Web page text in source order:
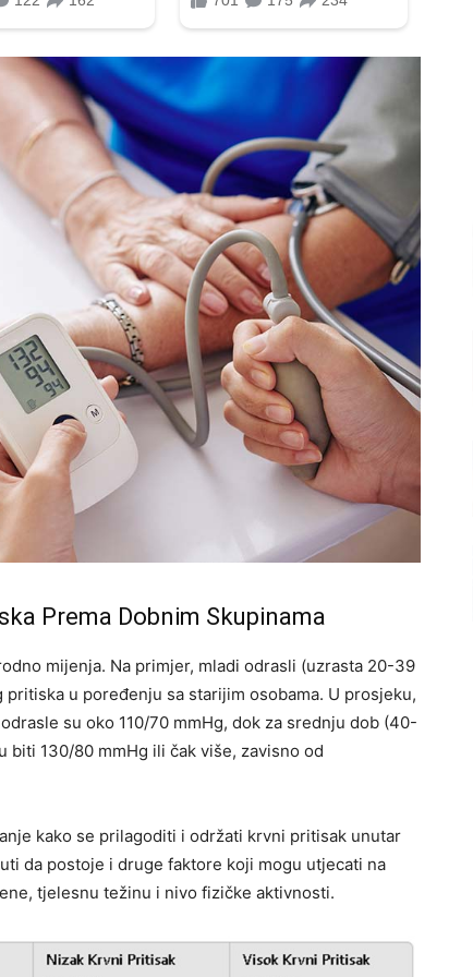
Prema Dobnim Skupinama
mijenja. Na primjer, mladi odrasli (uzrasta 20-39
u poređenju sa starijim osobama. U prosjeku,
su oko 110/70 mmHg, dok za srednju dob (40-
biti 130/80 mmHg ili čak više, zavisno od
kako se prilagoditi i održati krvni pritisak unutar
da postoje i druge faktore koji mogu utjecati na
tjelesnu težinu i nivo fizičke aktivnosti.